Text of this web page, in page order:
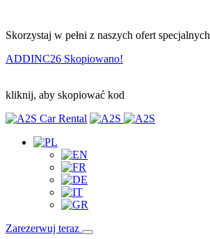
Skorzystaj w pełni z naszych ofert specjalnych
ADDINC26 Skopiowano!
kliknij, aby skopiować kod
Zarezerwuj teraz